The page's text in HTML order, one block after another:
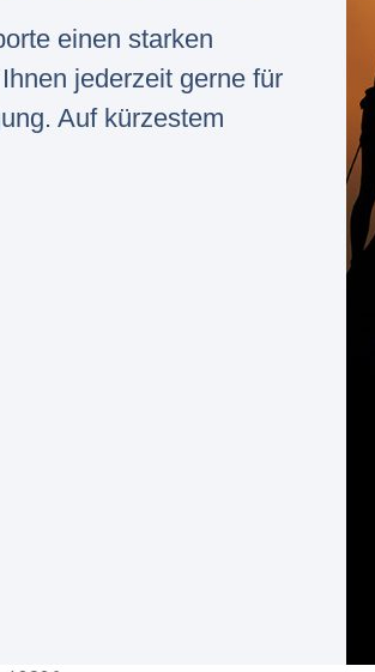
einen starken
jederzeit gerne für
Auf kürzestem